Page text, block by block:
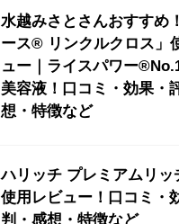
水越みさとさんおすすめ
ース® リンクルクロス」
ュー｜ライスパワー
美容液！口コミ・効果・
想・特徴など
ハリッチ プレミアムリッ
使用レビュー！口コミ・
判・感想・特徴など